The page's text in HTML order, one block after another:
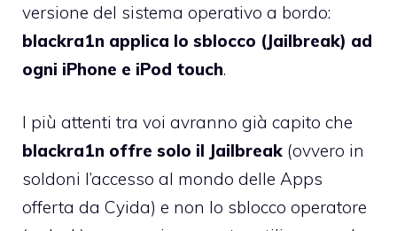
versione del sistema operativo a bordo:
blackra1n applica lo sblocco (Jailbreak) ad
ogni iPhone e iPod touch.
I più attenti tra voi avranno già capito che
blackra1n offre solo il Jailbreak (ovvero in
soldoni l’accesso al mondo delle Apps
offerta da Cyida) e non lo sblocco operatore